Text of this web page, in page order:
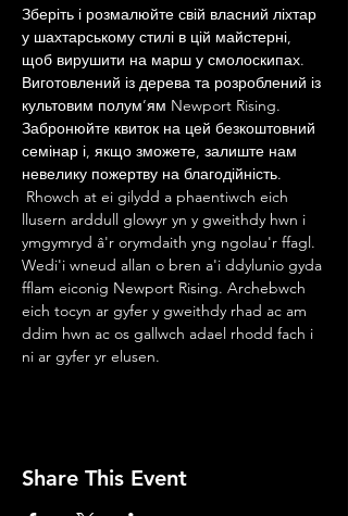
Зберіть і розмалюйте свій власний ліхтар
у шахтарському стилі в цій майстерні,
щоб вирушити на марш у смолоскипах.
Виготовлений із дерева та розроблений із
культовим полум’ям Newport Rising.
Забронюйте квиток на цей безкоштовний
семінар і, якщо зможете, залиште нам
невелику пожертву на благодійність.
llusern arddull glowyr yn y gweithdy hwn i
ymgymryd â'r orymdaith yng ngolau'r ffagl.
Wedi'i wneud allan o bren a'i ddylunio gyda
fflam eiconig Newport Rising. Archebwch
eich tocyn ar gyfer y gweithdy rhad ac am
ddim hwn ac os gallwch adael rhodd fach i
ni ar gyfer yr elusen.
Share This Event